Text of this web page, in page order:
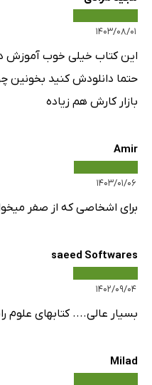
۱۴۰۳/۰۸/۰۱
این کتاب خیلی خوب آموزش
حتما دانلودش کنید
بازار کارش هم زیاده
Amir
۱۴۰۳/۰۱/۰۶
برای اشخاصی که از صفر
saeed Softwares
۱۴۰۲/۰۹/۰۴
بسیار عالی.... کتابهای علوم
Milad